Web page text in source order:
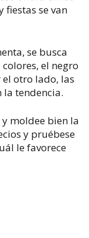
fiestas se van
se busca
el negro
otro lado, las
la tendencia.
moldee bien la
y pruébese
le favorece